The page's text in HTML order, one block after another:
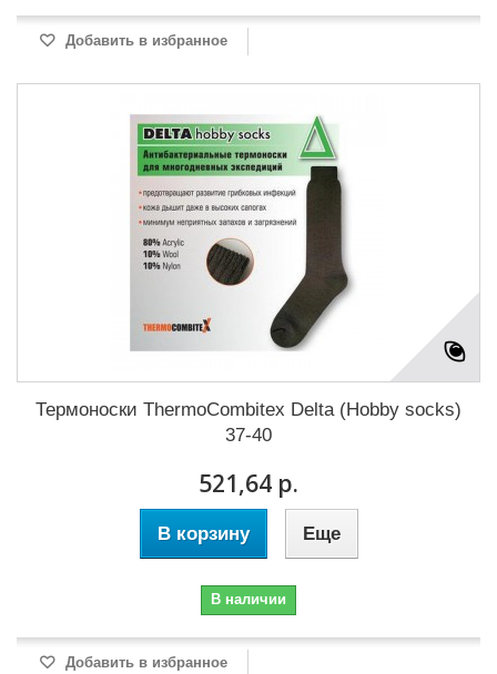
Добавить в избранное
Термоноски ThermoCombitex Delta (Hobby socks)
37-40
521,64 р.
В корзину Еще
В наличии
Добавить в избранное